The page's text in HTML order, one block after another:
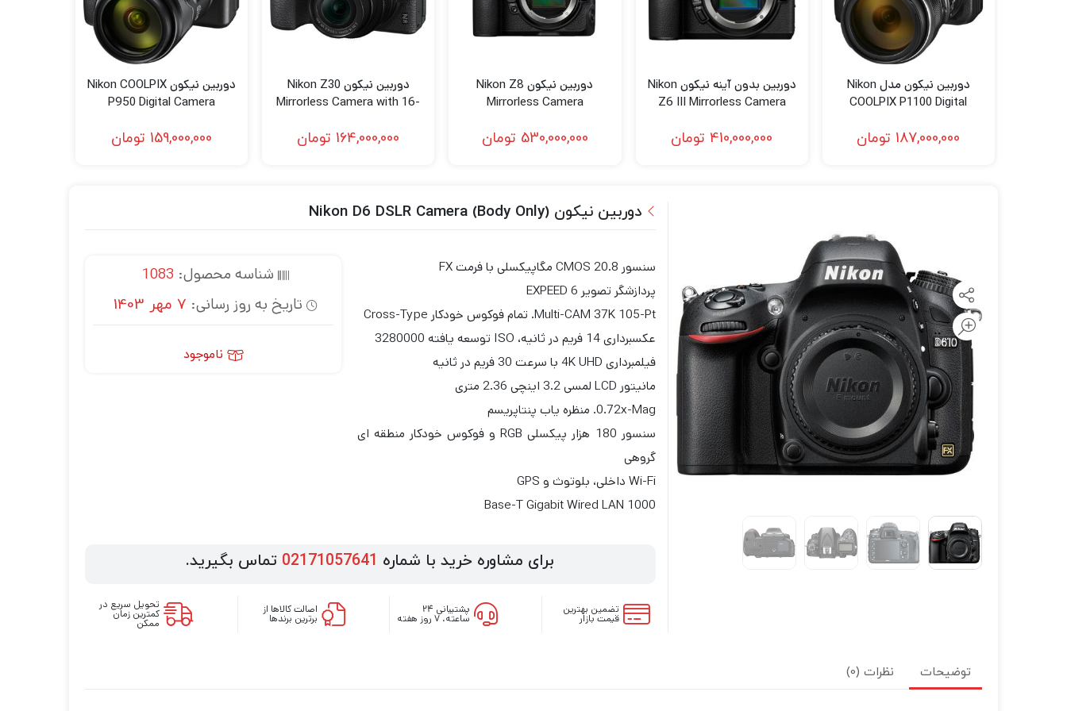
لنز سامیانگ-Samyang
لنز فوجی فیلم – FujiFilm
دوربین نیکون مدل Nikon
COOLPIX P1100 Digital
187,000,000 تومان
دوربین بدون آینه نیکون Nikon
Z6 III Mirrorless Camera
410,000,000 تومان
دوربین نیکون Nikon Z8
Mirrorless Camera
530,000,000 تومان
دوربین نیکون Nikon Z30
Mirrorless Camera with 16-
164,000,000 تومان
دوربین نیکون Nikon COOLPIX
P950 Digital Camera
159,000,000 تومان
دوربین نیکون Nikon D6 DSLR Camera (Body Only)
سنسور CMOS 20.8 مگاپیکسلی با فرمت FX
پردازشگر تصویر EXPEED 6
Multi-CAM 37K 105-Pt. تمام فوکوس خودکار Cross-Type
عکسبرداری 14 فریم در ثانیه، ISO توسعه یافته 3280000
فیلمبرداری 4K UHD با سرعت 30 فریم در ثانیه
مانیتور LCD لمسی 3.2 اینچی 2.36 متری
0.72x-Mag. منظره یاب پنتاپریسم
سنسور 180 هزار پیکسلی RGB و فوکوس خودکار منطقه ای
گروهی
Wi-Fi داخلی، بلوتوث و GPS
1000 Base-T Gigabit Wired LAN
شناسه محصول: 1083
تاریخ به روز رسانی: 7 مهر 1403
ناموجود
برای مشاوره خرید با شماره 02171057641 تماس بگیرید.
تضمین بهترین
قیمت بازار
پشتیبانی ۲۴
ساعته، ۷ روز هفته
اصالت کالاها از
برترین برندها
تحویل سریع در
کمترین زمان
ممکن
توضیحات نظرات (0)